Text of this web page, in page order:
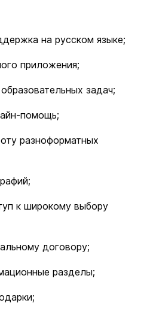
на русском языке;
приложения;
задач;
помощь;
разноформатных
к широкому выбору
договору;
разделы;